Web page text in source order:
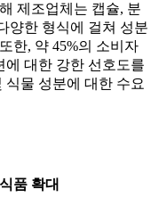
제조업체는 캡슐, 분
양한 형식에 걸쳐 성분
한, 약 45%의 소비자
에 대한 강한 선호도를
식물 성분에 대한 수요
품 확대